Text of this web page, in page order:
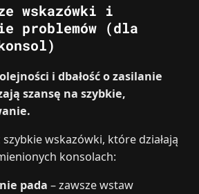
wskazówki i
problemów (dla
i dbałość o zasilanie
szansę na szybkie,
wskazówki, które działają
konsolach:
pada – zawsze wstaw